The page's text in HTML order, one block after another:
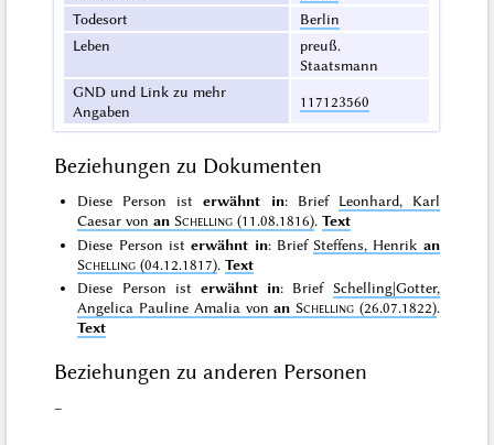
Todesort
Berlin
Leben
preuß.
Staatsmann
GND und Link zu mehr
Angaben
117123560
Beziehungen zu Dokumenten
Diese Person isterwähnt in: Brief Leonhard, Karl
Caesar vonan Schelling (11.08.1816).Text
Diese Person isterwähnt in: Brief Steffens, Henrik an
Schelling (04.12.1817).Text
Diese Person ist erwähnt in: Brief Schelling|Gotter,
Angelica Pauline Amalia vonan Schelling (26.07.1822).
Text
Beziehungen zu anderen Personen
–